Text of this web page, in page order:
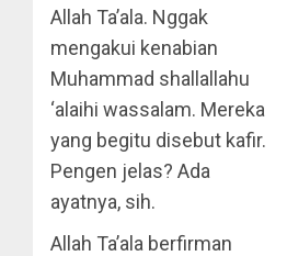
Allah Ta’ala. Nggak
mengakui kenabian
Muhammad shallallahu
‘alaihi wassalam. Mereka
yang begitu disebut kafir.
Pengen jelas? Ada
ayatnya, sih.
Allah Ta’ala berfirman